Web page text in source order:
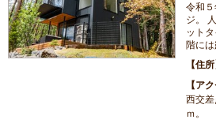
令和
ジ。
ット
階には
住所
ア
西交
ｍ。